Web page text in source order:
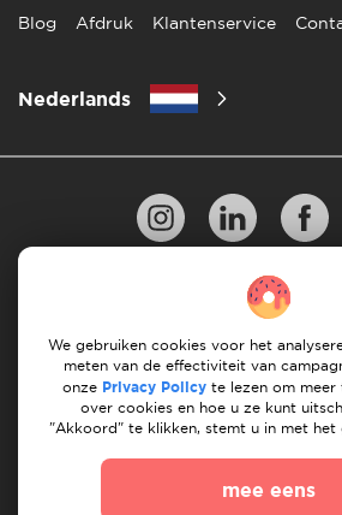
Blog Afdruk Klantenservice
Nederlands
bevatten, wat onze redactionele
10 regels voor
Richtlijnen voor betaling
Annuleren & terugbetalingen
We gebruiken cookies voor het
meten van de effectiviteit van
onze Privacy Policy te lezen om
over cookies en hoe u ze kunt
"Akkoord" te klikken, stemt u in met het
mee eens